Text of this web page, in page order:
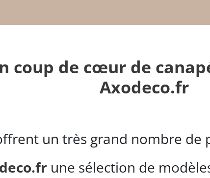
coup de cœur de
Axodeco.fr
un très grand nombre de
une sélection de